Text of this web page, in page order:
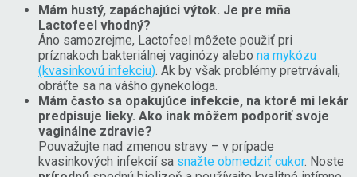
Mám hustý, zapáchajúci výtok. Je pre mňa
Lactofeel vhodný?
Áno samozrejme, Lactofeel môžete použiť pri
príznakoch bakteriálnej vaginózy alebo na mykózu
(kvasinkovú infekciu) . Ak by však problémy pretrvávali,
obráťte sa na vášho gynekológa.
Mám často sa opakujúce infekcie, na ktoré mi lekár
predpisuje lieky. Ako inak môžem podporiť svoje
vaginálne zdravie?
Pouvažujte nad zmenou stravy – v prípade
kvasinkových infekcií sa snažte obmedziť cukor. Noste